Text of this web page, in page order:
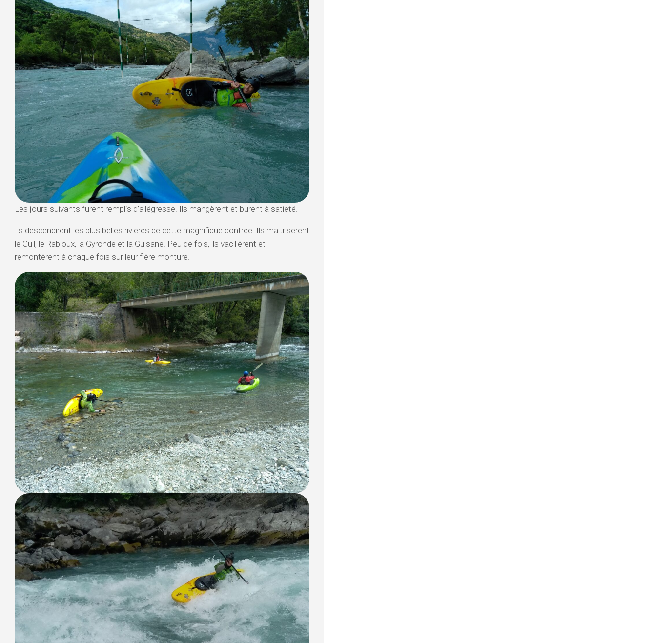
Les jours suivants furent remplis d’allégresse. Ils mangèrent et burent à satiété.
Ils descendirent les plus belles rivières de cette magnifique contrée. Ils maitrisèrent
le Guil, le Rabioux, la Gyronde et la Guisane. Peu de fois, ils vacillèrent et
remontèrent à chaque fois sur leur fière monture.